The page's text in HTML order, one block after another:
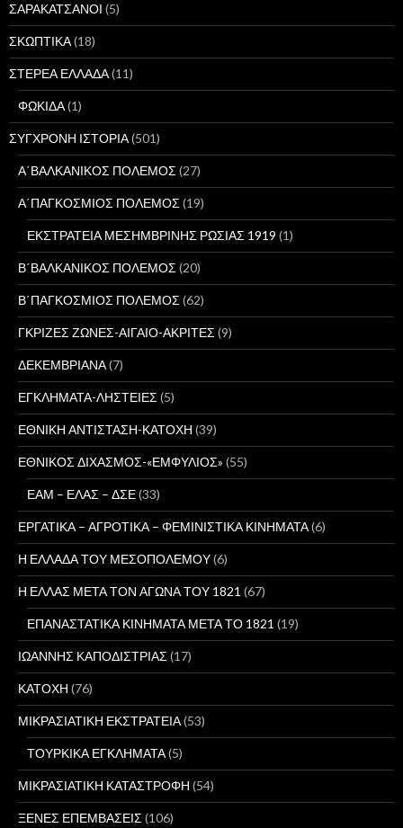
ΣΑΡΑΚΑΤΣΑΝΟΙ (5)
ΣΚΩΠΤΙΚΑ(18)
ΣΤΕΡΕΑ ΕΛΛΑΔΑ(11)
ΦΩΚΙΔΑ(1)
ΣΥΓΧΡΟΝΗ ΙΣΤΟΡΙΑ(501)
Α΄ΒΑΛΚΑΝΙΚΟΣ ΠΟΛΕΜΟΣ (27)
Α΄ΠΑΓΚΟΣΜΙΟΣ ΠΟΛΕΜΟΣ (19)
ΕΚΣΤΡΑΤΕΙΑ ΜΕΣΗΜΒΡΙΝΗΣ ΡΩΣΙΑΣ 1919 (1)
Β΄ΒΑΛΚΑΝΙΚΟΣ ΠΟΛΕΜΟΣ (20)
Β΄ΠΑΓΚΟΣΜΙΟΣ ΠΟΛΕΜΟΣ (62)
ΓΚΡΙΖΕΣ ΖΩΝΕΣ-ΑΙΓΑΙΟ-ΑΚΡΙΤΕΣ (9)
ΔΕΚΕΜΒΡΙΑΝΑ(7)
ΕΓΚΛΗΜΑΤΑ-ΛΗΣΤΕΙΕΣ (5)
ΕΘΝΙΚΗ ΑΝΤΙΣΤΑΣΗ-ΚΑΤΟΧΗ (39)
ΕΘΝΙΚΟΣ ΔΙΧΑΣΜΟΣ-«ΕΜΦΥΛΙΟΣ» (55)
ΕΑΜ – ΕΛΑΣ – ΔΣΕ(33)
ΕΡΓΑΤΙΚΑ – ΑΓΡΟΤΙΚΑ – ΦΕΜΙΝΙΣΤΙΚΑ ΚΙΝΗΜΑΤΑ(6)
Η ΕΛΛΑΔΑ ΤΟΥ ΜΕΣΟΠΟΛΕΜΟΥ(6)
Η ΕΛΛΑΣ ΜΕΤΑ ΤΟΝ ΑΓΩΝΑ ΤΟΥ 1821 (67)
ΕΠΑΝΑΣΤΑΤΙΚΑ ΚΙΝΗΜΑΤΑ ΜΕΤΑ ΤΟ 1821 (19)
ΙΩΑΝΝΗΣ ΚΑΠΟΔΙΣΤΡΙΑΣ (17)
ΚΑΤΟΧΗ (76)
ΜΙΚΡΑΣΙΑΤΙΚΗ ΕΚΣΤΡΑΤΕΙΑ(53)
ΤΟΥΡΚΙΚΑ ΕΓΚΛΗΜΑΤΑ(5)
ΜΙΚΡΑΣΙΑΤΙΚΗ ΚΑΤΑΣΤΡΟΦΗ (54)
ΞΕΝΕΣ ΕΠΕΜΒΑΣΕΙΣ (106)